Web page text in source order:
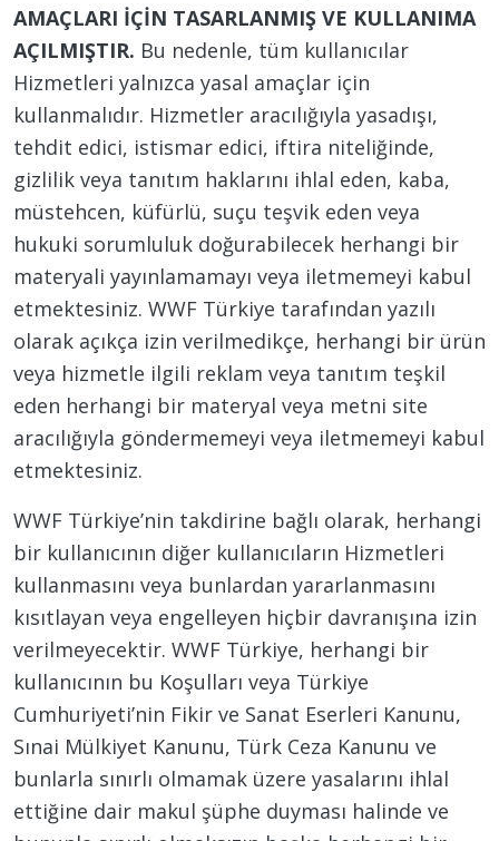
AMAÇLARI İÇİN TASARLANMIŞ VE KULLANIMA
AÇILMIŞTIR. Bu nedenle, tüm kullanıcılar
Hizmetleri yalnızca yasal amaçlar için
kullanmalıdır. Hizmetler aracılığıyla yasadışı,
tehdit edici, istismar edici, iftira niteliğinde,
gizlilik veya tanıtım haklarını ihlal eden, kaba,
müstehcen, küfürlü, suçu teşvik eden veya
hukuki sorumluluk doğurabilecek herhangi bir
materyali yayınlamamayı veya iletmemeyi kabul
etmektesiniz. WWF Türkiye tarafından yazılı
olarak açıkça izin verilmedikçe, herhangi bir ürün
veya hizmetle ilgili reklam veya tanıtım teşkil
eden herhangi bir materyal veya metni site
aracılığıyla göndermemeyi veya iletmemeyi kabul
etmektesiniz.
WWF Türkiye’nin takdirine bağlı olarak, herhangi
bir kullanıcının diğer kullanıcıların Hizmetleri
kullanmasını veya bunlardan yararlanmasını
kısıtlayan veya engelleyen hiçbir davranışına izin
verilmeyecektir. WWF Türkiye, herhangi bir
kullanıcının bu Koşulları veya Türkiye
Cumhuriyeti’nin Fikir ve Sanat Eserleri Kanunu,
Sınai Mülkiyet Kanunu, Türk Ceza Kanunu ve
bunlarla sınırlı olmamak üzere yasalarını ihlal
ettiğine dair makul şüphe duyması halinde ve